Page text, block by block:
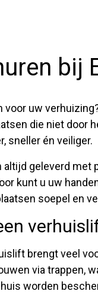
bij
uw
die niet door
sneller én veiliger.
geleverd
kunt u uw
soepel en
brengt veel
via trappen,
worden